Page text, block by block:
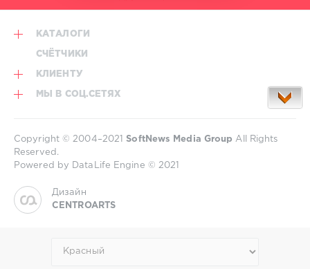
КАТАЛОГИ
СЧЁТЧИКИ
КЛИЕНТУ
МЫ В СОЦ.СЕТЯХ
Copyright © 2004–2021SoftNews Media Group All Rights
Reserved.
Powered by DataLife Engine © 2021
Дизайн
CENTROARTS